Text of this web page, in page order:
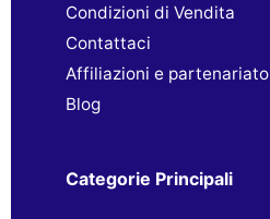
Condizioni di Vendita
Contattaci
Affiliazioni e partenariato
Blog
Categorie Principali